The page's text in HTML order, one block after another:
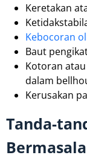
Keretakan
Kebocoran
Baut
Kotoran
dalam
Kerusakan
Tanda-